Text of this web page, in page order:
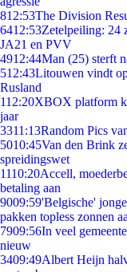
812:53The Division
6412:53Zetelpeiling: 24
JA21 en PVV
4912:44Man (25) sterft
512:43Litouwen vindt
Rusland
112:20XBOX platform
jaar
3311:13Random Pics
5010:45Van den Brink
spreidingswet
1110:20Accell,
betaling aan
9009:59'Belgische'
pakken topless zonnen
7909:56In veel
nieuw
3409:49Albert Heijn